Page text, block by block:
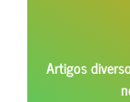
Artigos